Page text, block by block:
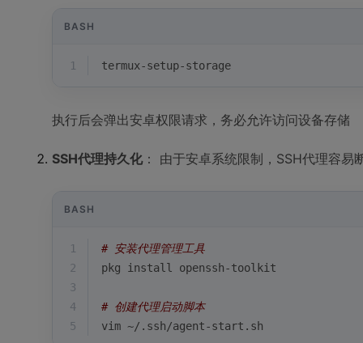
BASH
1 termux-setup-storage
执行后会弹出安卓权限请求，务必允许访问设备存储
SSH代理持久化： 由于安卓系统限制，SSH代理容易
BASH
1
# 安装代理管理工具
2
pkg install openssh-toolkit
3
4
# 创建代理启动脚本
5
vim ~/.ssh/agent-start.sh